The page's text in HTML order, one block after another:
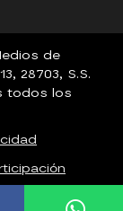
de
28703, S.S.
todos los